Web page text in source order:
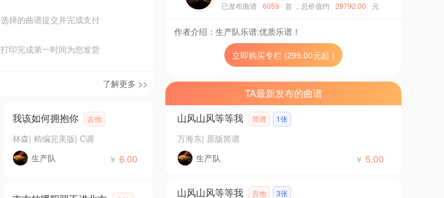
选择的曲谱提交并完成支付
打印完成第一时间为您发货
了解更多 >>
我该如何拥抱你 吉他
林森| 精编完美版| C调
生产队
￥ 6.00
已发布曲谱 6059 首 ，总价值约 29792.00 元
作者介绍： 生产队乐谱:优质乐谱！
立即购买专栏 (299.00元起 )
TA最新发布的曲谱
山风山风等等我
简谱 1张
万海东| 原版简谱
生产队
￥ 5.00
山风山风等等我 吉他 3张